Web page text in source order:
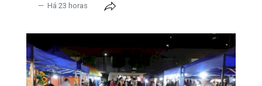
Há 23 horas